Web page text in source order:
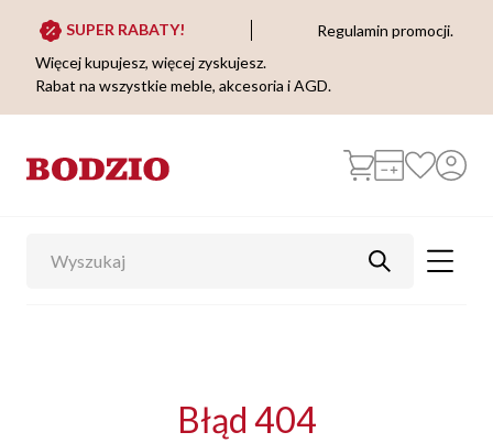
SUPER RABATY!
Regulamin promocji.
Więcej kupujesz, więcej zyskujesz.
Rabat na wszystkie meble, akcesoria i AGD.
Błąd 404